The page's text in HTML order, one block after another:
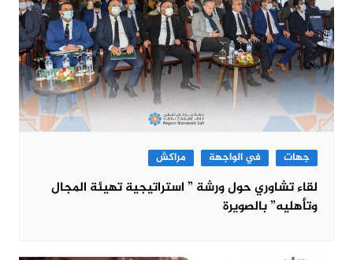
جهات في الواجهة مراكش
لقاء تشاوري حول ورشة ” استراتيجية تهيئة المجال
وتأهليه” بالصويرة